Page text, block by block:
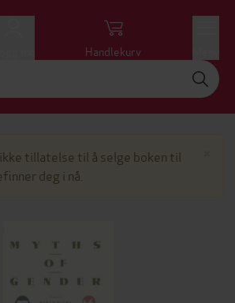
Handlekurv
tillatelse til å selge boken til
deg i nå.